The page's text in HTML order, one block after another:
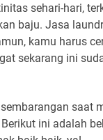
sehari-hari,
baju. Jasa
kamu harus
sekarang ini
saat
ini adalah